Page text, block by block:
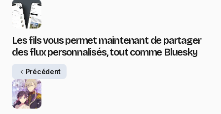
Les fils vous permet maintenant de partager
des flux personnalisés, tout comme Bluesky
Précédent